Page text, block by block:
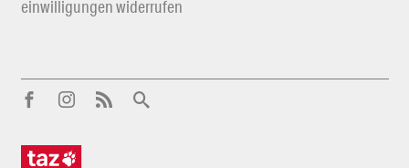
einwilligungen widerrufen